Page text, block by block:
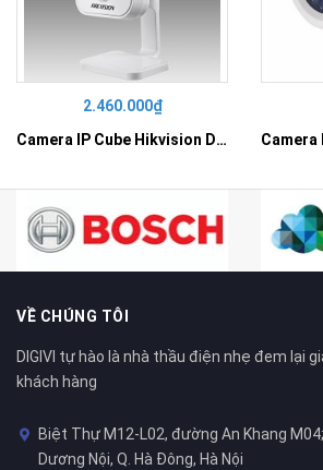
2.460.000₫
Camera IP Cube Hikvision DS-2CD2410F-I
VỀ CHÚNG TÔI
DIGIVI tự hào là nhà thầu điện nhẹ đem lại
khách hàng
Biệt Thự M12-L02, đường An Khang
Dương Nội, Q. Hà Đông, Hà Nội